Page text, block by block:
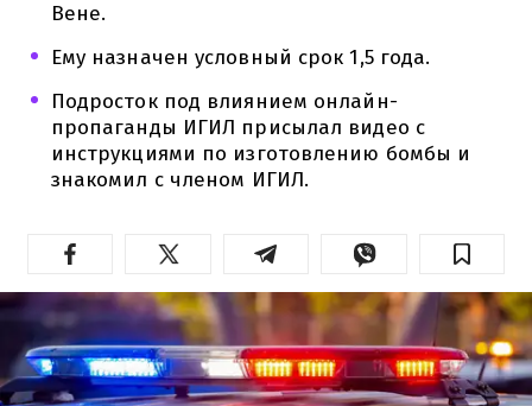
Вене.
Ему назначен условный срок 1,5 года.
Подросток под влиянием онлайн-
пропаганды ИГИЛ присылал видео с
инструкциями по изготовлению бомбы и
знакомил с членом ИГИЛ.